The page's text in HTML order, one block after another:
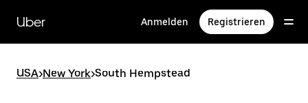
zum
Hauptinhalt
Uber Anmelden Registrieren
USA>New York>South Hempstead